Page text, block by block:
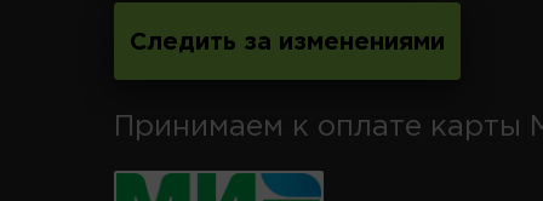
Следить за изменениями
Принимаем к оплате карты